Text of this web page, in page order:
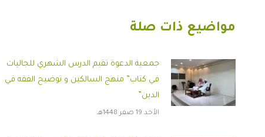
مواضيع ذات صلة
جمعية الدعوة تقيم الدرس الشهري للجاليات
في كتاب” منهج السالكين و توضيح الفقه في
الدين”
الأحد 19 صفر 1448هـ